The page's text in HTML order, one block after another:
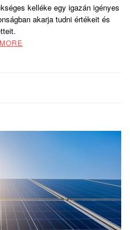
kelléke egy igazán igényes
akarja tudni értékeit és